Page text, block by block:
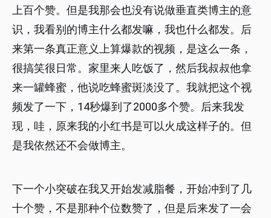
上百个赞。但是我那会也没有说做垂直类博主的意
识，我看别的博主什么都发嘛，我也什么都发。后
来第一条真正意义上算爆款的视频，是这么一条，
很搞笑很日常。家里来人吃饭了，然后我叔叔他拿
来一罐蜂蜜，他说吃蜂蜜斑淡没了。我就把这个视
频发了一下，14秒爆到了2000多个赞。后来我发
现，哇，原来我的小红书是可以火成这样子的。但
是我依然还不会做博主。
下一个小突破在我又开始发减脂餐，开始冲到了几
十个赞，不是那种个位数赞了，但是后来发了一会